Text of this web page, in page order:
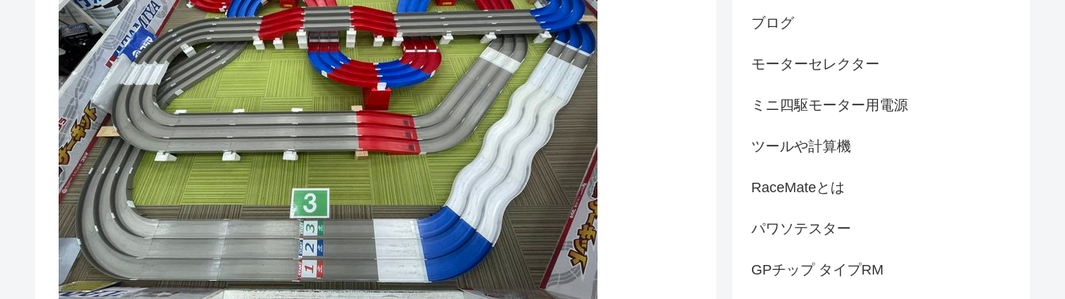
ブログ
モーターセレクター
ミニ四駆モーター用電源
ツールや計算機
RaceMateとは
パワソテスター
GPチップ タイプRM